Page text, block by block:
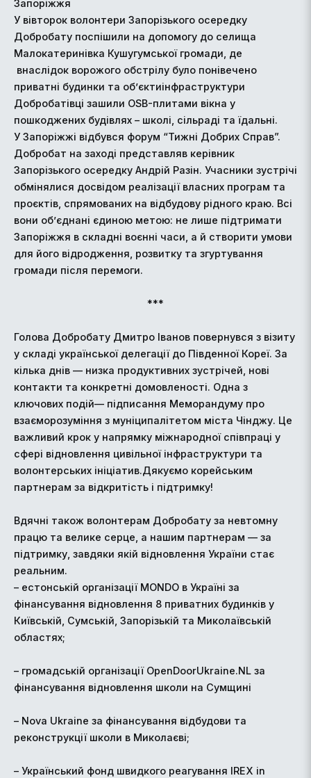
Запоріжжя
У вівторок волонтери Запорізького осередку
Добробату поспішили на допомогу до селища
Малокатеринівка Кушугумської громади, де
внаслідок ворожого обстрілу було понівечено
приватні будинки та обʼєктиінфраструктури
Добробатівці зашили OSB-плитами вікна у
пошкоджених будівлях – школі, сільраді та їдальні.
У Запоріжжі відбувся форум “Тижні Добрих Справ”.
Добробат на заході представляв керівник
Запорізького осередку Андрій Разін. Учасники зустрічі
обмінялися досвідом реалізації власних програм та
проєктів, спрямованих на відбудову рідного краю. Всі
вони об’єднані єдиною метою: не лише підтримати
Запоріжжя в складні воєнні часи, а й створити умови
для його відродження, розвитку та згуртування
громади після перемоги.
***
Голова Добробату Дмитро Іванов повернувся з візиту
у складі української делегації до Південної Кореї. За
кілька днів — низка продуктивних зустрічей, нові
контакти та конкретні домовленості. Одна з
ключових подій— підписання Меморандуму про
взаєморозуміння з муніципалітетом міста Чінджу. Це
важливий крок у напрямку міжнародної співпраці у
сфері відновлення цивільної інфраструктури та
волонтерських ініціатив.Дякуємо корейським
партнерам за відкритість і підтримку!
Вдячні також волонтерам Добробату за невтомну
працю та велике серце, а нашим партнерам — за
підтримку, завдяки якій відновлення України стає
реальним.
– естонській організації MONDO в Україні за
фінансування відновлення 8 приватних будинків у
Київській, Сумській, Запорізькій та Миколаївській
областях;
– громадській організації OpenDoorUkraine.NL за
фінансування відновлення школи на Сумщині
– Nova Ukraine за фінансування відбудови та
реконструкції школи в Миколаєві;
– Український фонд швидкого реагування IREX in